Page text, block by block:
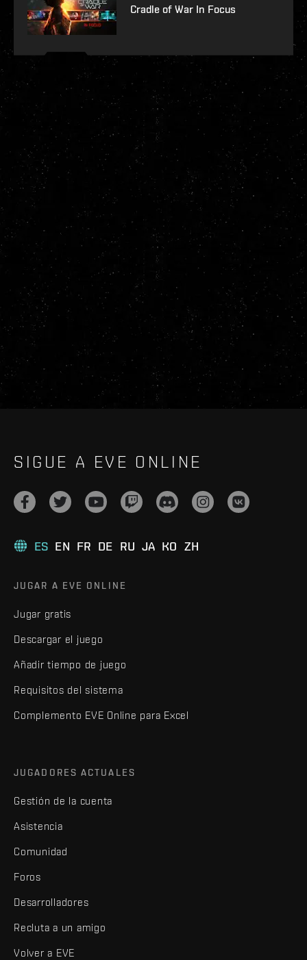
Cradle of War In Focus
SIGUE A EVE ONLINE
ES EN FR DE RU JA KO ZH
JUGAR A EVE ONLINE
Jugar gratis
Descargar el juego
Añadir tiempo de juego
Requisitos del sistema
Complemento EVE Online para Excel
JUGADORES ACTUALES
Gestión de la cuenta
Asistencia
Comunidad
Foros
Desarrolladores
Recluta a un amigo
Volver a EVE